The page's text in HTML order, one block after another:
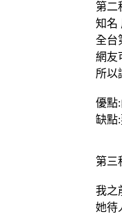
第二
知名
全台
網友
所以
優點
缺點
第三
我之
她待